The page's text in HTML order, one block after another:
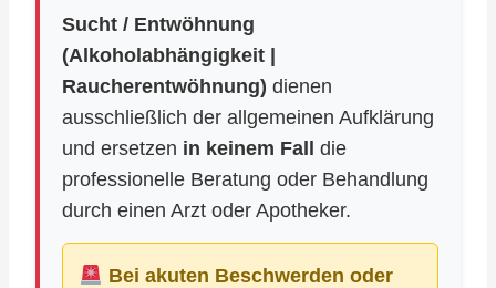
Sucht / Entwöhnung
(Alkoholabhängigkeit |
Raucherentwöhnung) dienen
ausschließlich der allgemeinen Aufklärung
und ersetzen in keinem Fall
die
professionelle Beratung oder Behandlung
durch einen Arzt oder Apotheker.
Bei akuten Beschwerden oder